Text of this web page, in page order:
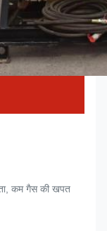
कम गैस की खपत